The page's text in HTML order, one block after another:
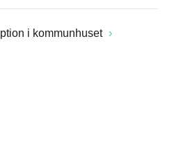
i kommunhuset